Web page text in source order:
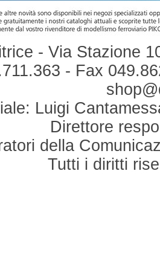
- Via Stazione
- Fax
Luigi
Direttore
della
Tutti i diritti